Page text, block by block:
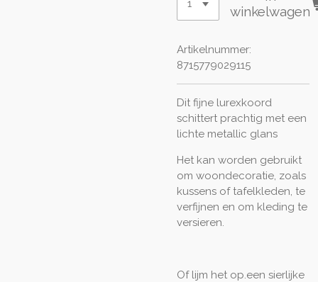
winkelwagen
Artikelnummer:
8715779029115
Dit fijne lurexkoord
schittert prachtig met een
lichte metallic glans
Het kan worden gebruikt
om woondecoratie, zoals
kussens of tafelkleden, te
verfijnen en om kleding te
versieren.
Of lijm het op.een sierlijke